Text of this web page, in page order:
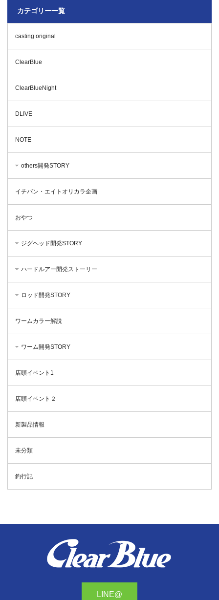
カテゴリー一覧
casting original
ClearBlue
ClearBlueNight
DLIVE
NOTE
others開発STORY
イチバン・エイトオリカラ企画
おやつ
ジグヘッド開発STORY
ハードルアー開発ストーリー
ロッド開発STORY
ワームカラー解説
ワーム開発STORY
店頭イベント1
店頭イベント２
新製品情報
未分類
釣行記
LINE@